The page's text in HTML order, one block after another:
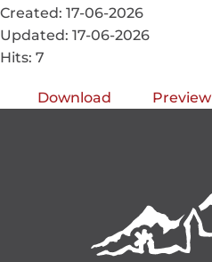
Created: 17-06-2026
Updated: 17-06-2026
Hits: 7
Download Preview